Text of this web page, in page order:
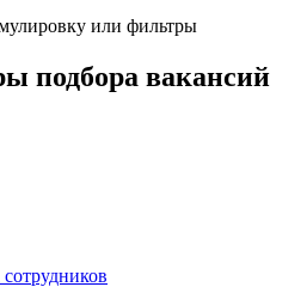
или фильтры
подбора вакансий